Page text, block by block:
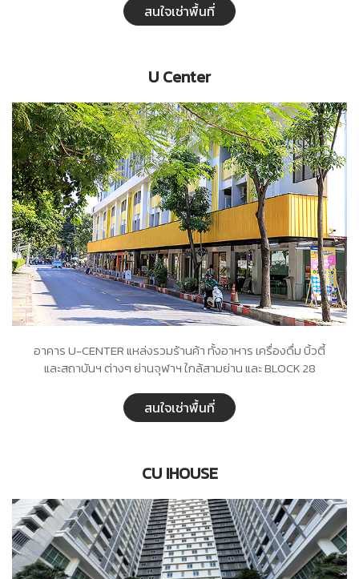
สนใจเช่าพื้นที่
U Center
อาคาร U-CENTER แหล่งรวมร้านค้า ทั้งอาหาร เครื่องดื่ม บิ้วตี้
และสถาบันฯ ต่างๆ ย่านจุฬาฯ ใกล้สามย่าน และ BLOCK 28
สนใจเช่าพื้นที่
CU IHOUSE